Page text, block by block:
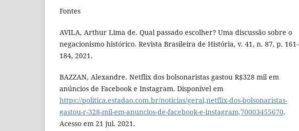
Fontes
AVILA, Arthur Lima de. Qual passado escolher? Uma discussão sobre o
negacionismo histórico. Revista Brasileira de História, v. 41, n. 87, p. 161-
184, 2021.
BAZZAN, Alexandre. Netflix dos bolsonaristas gastou R$328 mil em
anúncios de Facebook e Instagram. Disponível em
https://politica.estadao.com.br/noticias/geral,netflix-dos-bolsonaristas-
gastou-r-328-mil-em-anuncios-de-facebook-e-instagram,70003455670.
Acesso em 21 jul. 2021.